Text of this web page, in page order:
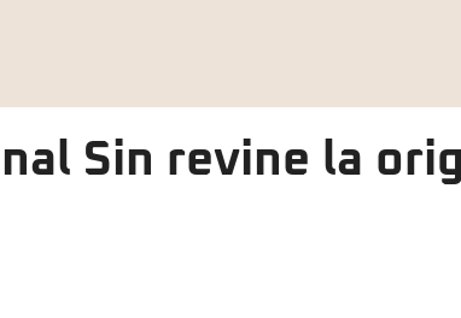
Sin revine la